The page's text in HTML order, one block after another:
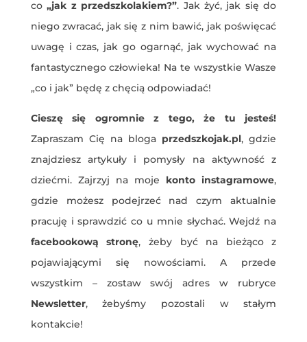
co„jak z przedszkolakiem?”. Jak żyć, jak się do
niego zwracać, jak się z nim bawić, jak poświęcać
uwagę i czas, jak go ogarnąć, jak wychować na
fantastycznego człowieka! Na te wszystkie Wasze
„co i jak” będę z chęcią odpowiadać!
Cieszę się ogromnie z tego, że tu jesteś!
Zapraszam Cię na bloga przedszkojak.pl, gdzie
znajdziesz artykuły i pomysły na aktywność z
dziećmi. Zajrzyj na moje konto instagramowe,
gdzie możesz podejrzeć nad czym aktualnie
pracuję i sprawdzić co u mnie słychać. Wejdź na
facebookową
stronę, żeby być na bieżąco z
pojawiającymi się nowościami. A przede
wszystkim – zostaw swój adres w rubryce
Newsletter, żebyśmy pozostali w stałym
kontakcie!